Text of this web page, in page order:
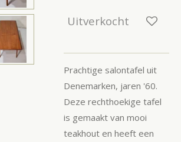
Uitverkocht
Prachtige salontafel uit
Denemarken, jaren '60.
Deze rechthoekige tafel
is gemaakt van mooi
teakhout en heeft een